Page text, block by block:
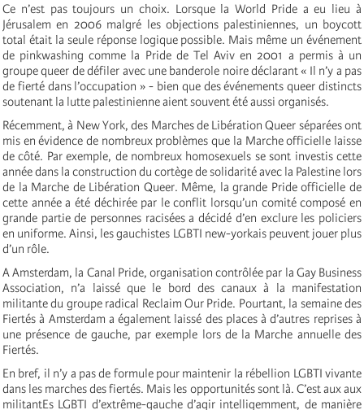
Ce n’est pas toujours un choix. Lorsque la World Pride a eu lieu à
Jérusalem en 2006 malgré les objections palestiniennes, un boycott
total était la seule réponse logique possible. Mais même un événement
de pinkwashing comme la Pride de Tel Aviv en 2001 a permis à un
groupe queer de défiler avec une banderole noire déclarant « Il n’y a pas
de fierté dans l’occupation » - bien que des événements queer distincts
soutenant la lutte palestinienne aient souvent été aussi organisés.
Récemment, à New York, des Marches de Libération Queer séparées ont
mis en évidence de nombreux problèmes que la Marche officielle laisse
de côté. Par exemple, de nombreux homosexuels se sont investis cette
année dans la construction du cortège de solidarité avec la Palestine lors
de la Marche de Libération Queer. Même, la grande Pride officielle de
cette année a été déchirée par le conflit lorsqu’un comité composé en
grande partie de personnes racisées a décidé d’en exclure les policiers
en uniforme. Ainsi, les gauchistes LGBTI new-yorkais peuvent jouer plus
d’un rôle.
A Amsterdam, la Canal Pride, organisation contrôlée par la Gay Business
Association, n’a laissé que le bord des canaux à la manifestation
militante du groupe radical Reclaim Our Pride. Pourtant, la semaine des
Fiertés à Amsterdam a également laissé des places à d’autres reprises à
une présence de gauche, par exemple lors de la Marche annuelle des
Fiertés.
En bref, il n’y a pas de formule pour maintenir la rébellion LGBTI vivante
dans les marches des fiertés. Mais les opportunités sont là. C’est aux aux
militantEs LGBTI d’extrême-gauche d’agir intelligemment, de manière